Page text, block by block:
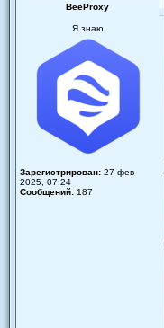
BeeProxy
Я знаю
Зарегистрирован: 27 фев
2025, 07:24
Сообщений: 187